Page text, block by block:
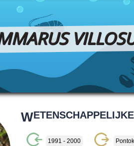
W
1991 - 2000